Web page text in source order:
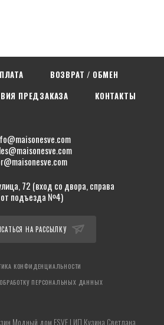
ВОЗВРАТ / ОБМЕН
ПРЕДЗАКАЗА КОНТАКТЫ
72 (вход со двора, справа
от подъезда №4)
НА РАССЫЛКУ
КОНФИДЕНЦИАЛЬНОСТИ
ПЕРСОНАЛЬНЫХ ДАННЫХ
Модный дом ESVE | ИП Кузина Светлана